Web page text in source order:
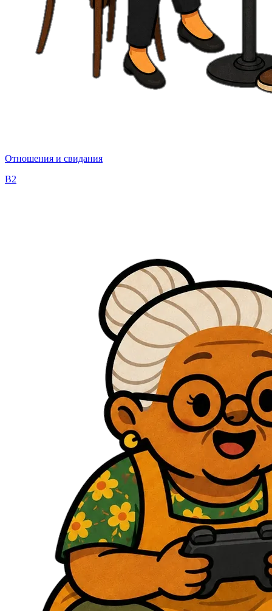
Отношения и свидания
B2